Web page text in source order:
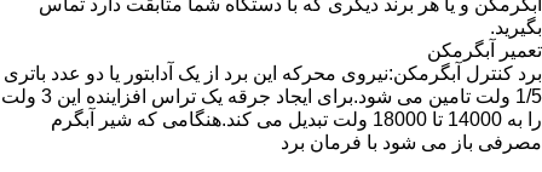
بگیرید.
تعمیر آبگرمکن
برد کنترل آبگرمکن:نیروی محرکه این برد از یک آدابتور یا دو عدد باتری
1/5 ولت تامین می شود.برای ایجاد جرقه یک تراس افزاینده این 3 ولت
را به 14000 تا 18000 ولت تبدیل می کند.هنگامی که شیر آبگرم
مصرفی باز می شود با فرمان برد